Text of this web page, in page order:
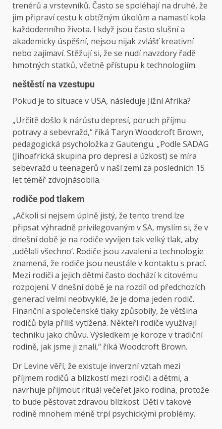
trenérů a vrstevníků. Často se spoléhají na druhé, že
jim připraví cestu k obtížným úkolům a namastí kola
každodenního života. I když jsou často slušní a
akademicky úspěšní, nejsou nijak zvlášť kreativní
nebo zajímaví. Stěžují si, že se nudí navzdory řadě
hmotných statků, včetně přístupu k technologiím.
neštěstí na vzestupu
Pokud je to situace v USA, následuje Jižní Afrika?
„Určitě došlo k nárůstu depresí, poruch příjmu
potravy a sebevražd,“ říká Taryn Woodcroft Brown,
pedagogická psycholožka z Gautengu. „Podle SADAG
(Jihoafrická skupina pro depresi a úzkost) se míra
sebevražd u teenagerů v naší zemi za posledních 15
let téměř zdvojnásobila.
rodiče pod tlakem
„Ačkoli si nejsem úplně jistý, že tento trend lze
připsat výhradně privilegovaným v SA, myslím si, že v
dnešní době je na rodiče vyvíjen tak velký tlak, aby
‚udělali všechno‘. Rodiče jsou zavaleni a technologie
znamená, že rodiče jsou neustále v kontaktu s prací.
Mezi rodiči a jejich dětmi často dochází k citovému
rozpojení. V dnešní době je na rozdíl od předchozích
generací velmi neobvyklé, že je doma jeden rodič.
Finanční a společenské tlaky způsobily, že většina
rodičů byla příliš vytížená. Někteří rodiče využívají
techniku ​​jako chůvu. Výsledkem je koroze v tradiční
rodině, jak jsme ji znali,“ říká Woodcroft Brown.
Dr Levine věří, že existuje inverzní vztah mezi
příjmem rodičů a blízkostí mezi rodiči a dětmi, a
navrhuje přijmout rituál večeřet jako rodina, protože
to bude pěstovat zdravou blízkost. Děti v takové
rodině mnohem méně trpí psychickými problémy.